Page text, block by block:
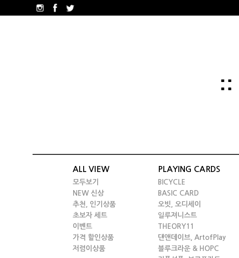
ALL VIEW
모두보기
NEW 신상
추천, 인기상품
초보자 세트
이벤트
가격 할인상품
저렴이상품
PLAYING CARDS
BICYCLE
BASIC CARD
오빗, 오디세이
일루져니스트
THEORY11
댄앤데이브, ArtofPlay
블루크라운 & HOPC